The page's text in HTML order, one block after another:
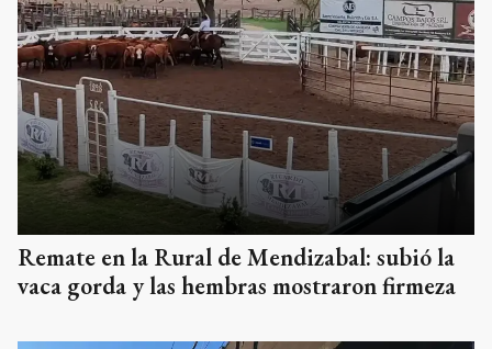
Remate en la Rural de Mendizabal: subió la
vaca gorda y las hembras mostraron firmeza